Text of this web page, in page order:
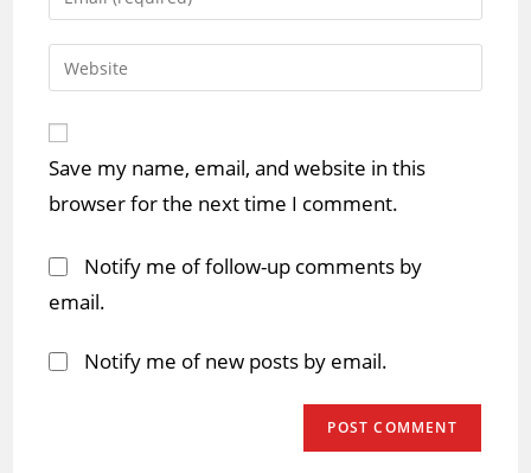
comment
your
email
address
Enter
your
URL
(optional)
Save my name, email, and website in this
browser for the next time I comment.
Notify me of follow-up comments by
email.
Notify me of new posts by email.